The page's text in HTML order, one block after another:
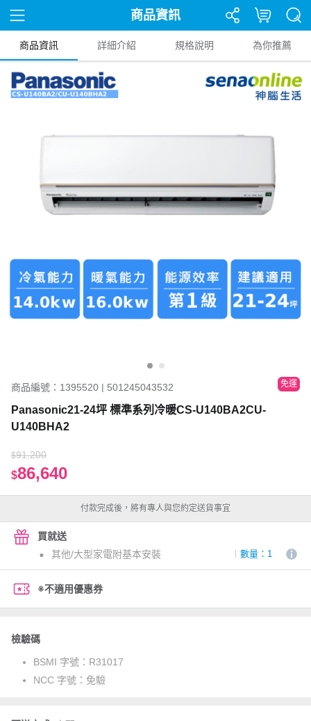
商品資訊
商品資訊 詳細介紹 規格說明 為你推薦
商品編號：1395520 | 501245043532 免運
Panasonic21-24坪 標準系列冷暖CS-U140BA2CU-
U140BHA2
$91,200
$86,640
付款完成後，將有專人與您約定送貨事宜
買就送
其他/大型家電附基本安裝
數量：1
※不適用優惠券
檢驗碼
BSMI 字號： R31017
NCC 字號： 免驗